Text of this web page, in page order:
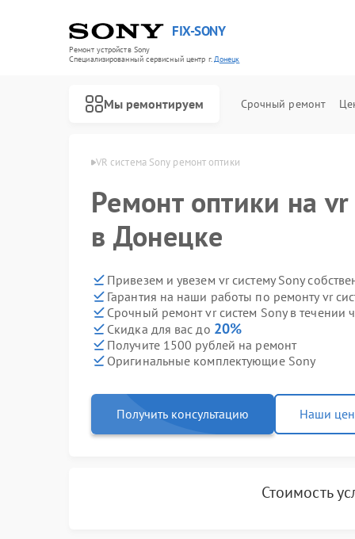
FIX-SONY
Ремонт устройств Sony
Специализированный cервисный центр г.Донецк
Мы ремонтируем Срочный ремонт
VR система Sony ремонт оптики
Ремонт оптики на
в Донецке
Привезем и увезем vr систему Sony
Гарантия на наши работы по ремонту vr
Срочный ремонт vr систем Sony в течении
Скидка для вас до 20%
Получите 1500 рублей на ремонт
Оригинальные комплектующие Sony
Получить консультацию Наши
Стоимость